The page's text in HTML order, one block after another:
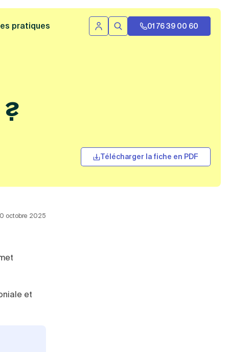
pratiques Se connecter
Rechercher01 76 39 00 60
Télécharger la fiche en PDF
octobre 2025
et